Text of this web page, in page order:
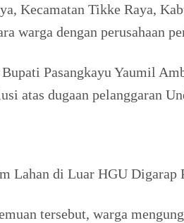
Kecamatan Tikke Raya,
warga dengan perusahaan
Pasangkayu Yaumil
atas dugaan pelanggaran
Lahan di Luar HGU Digarap
tersebut, warga